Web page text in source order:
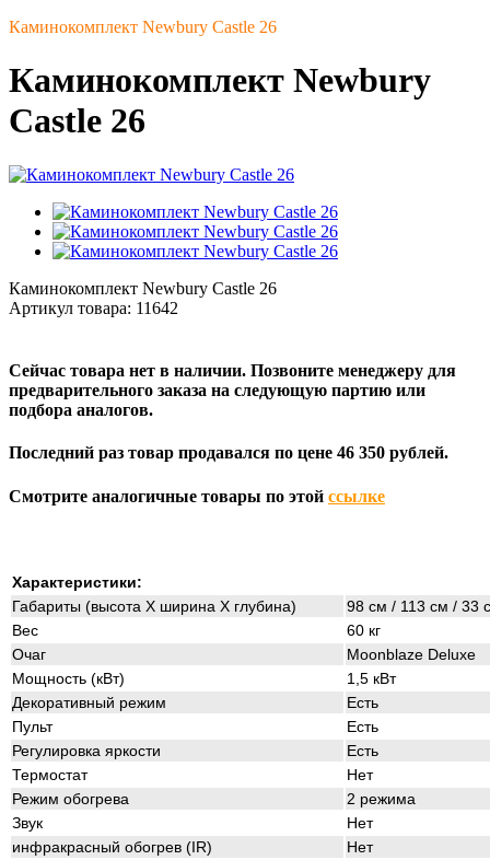
Каминокомплект Newbury Castle 26
Каминокомплект Newbury
Castle 26
Каминокомплект Newbury Castle 26
Артикул товара: 11642
Сейчас товара нет в наличии. Позвоните менеджеру для
предварительного заказа на следующую партию или
подбора аналогов.
Последний раз товар продавался по цене 46 350 рублей.
Смотрите аналогичные товары по этой ссылке
Характеристики:
Габариты (высота Х ширина Х глубина)
98 см / 113 см / 33
Вес
60 кг
Очаг
Moonblaze Deluxe
Мощность (кВт)
1,5 кВт
Декоративный режим
Есть
Пульт
Есть
Регулировка яркости
Есть
Термостат
Нет
Режим обогрева
2 режима
Звук
Нет
инфракрасный обогрев (IR)
Нет